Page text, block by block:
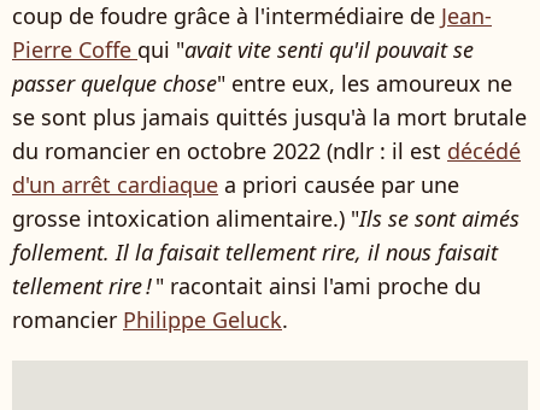
coup de foudre grâce à l'intermédiaire de Jean-
Pierre Coffe qui "avait vite senti qu'il pouvait se
passer quelque chose" entre eux, les amoureux ne
se sont plus jamais quittés jusqu'à la mort brutale
du romancier en octobre 2022 (ndlr : il est décédé
d'un arrêt cardiaque a priori causée par une
grosse intoxication alimentaire.) "Ils se sont aimés
follement. Il la faisait tellement rire, il nous faisait
tellement rire !" racontait ainsi l'ami proche du
romancier Philippe Geluck.